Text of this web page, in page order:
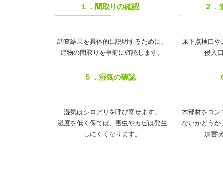
１．間取りの確認
調査結果を具体的に説明するために、
建物の間取りを事前に確認します。
２．
床下点検口や
侵入
５．湿気の確認
湿気はシロアリを呼び寄せます。
湿度を低く保てば、害虫やカビは発生
しにくくなります。
木部材をコン
ないかどうか
加害